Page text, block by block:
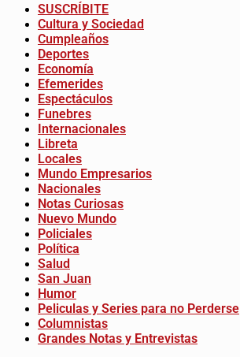
SUSCRÍBITE
Cultura y Sociedad
Cumpleaños
Deportes
Economía
Efemerides
Espectáculos
Funebres
Internacionales
Libreta
Locales
Mundo Empresarios
Nacionales
Notas Curiosas
Nuevo Mundo
Policiales
Política
Salud
San Juan
Humor
Peliculas y Series para no Perderse
Columnistas
Grandes Notas y Entrevistas